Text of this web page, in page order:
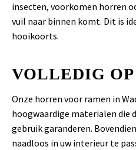
insecten, voorkomen horren
vuil naar binnen komt. Dit is
hooikoorts.
VOLLEDIG
Onze horren voor ramen in
hoogwaardige materialen die
gebruik garanderen.
naadloos in uw interieur te